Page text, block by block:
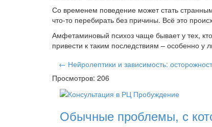
Со временем поведение может стать
что-то перебирать без причины. Всё это
Амфетаминовый психоз чаще бывает у тех,
привести к таким последствиям – особенно
← Нейролептики и зависимость:
Просмотров: 206
Обычные проблемы, с